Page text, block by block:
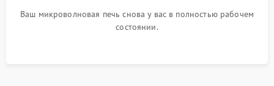
Ваш микроволновая печь снова у вас в полностью рабочем
состоянии.